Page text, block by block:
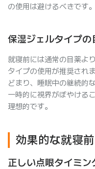
の使用は避けるべきです。
保湿ジェルタイプの
就寝前には通常の目薬よ
タイプの使用が推奨され
どまり、睡眠中の継続的
一時的に視界がぼやける
理想的です。
効果的な就寝
正しい点眼タイミン